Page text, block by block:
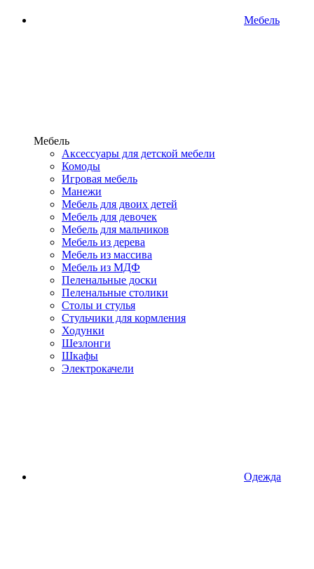
Мебель
Мебель
Аксессуары для детской мебели
Комоды
Игровая мебель
Манежи
Мебель для двоих детей
Мебель для девочек
Мебель для мальчиков
Мебель из дерева
Мебель из массива
Мебель из МДФ
Пеленальные доски
Пеленальные столики
Столы и стулья
Стульчики для кормления
Ходунки
Шезлонги
Шкафы
Электрокачели
Одежда